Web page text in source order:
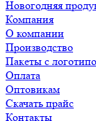
Новогодняя
Компания
О компании
Производство
Пакеты с
Оплата
Оптовикам
Скачать прайс
Контакты